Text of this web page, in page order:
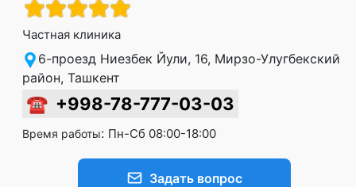
Частная клиника
6-проезд Ниезбек Йули, 16, Мирзо-Улугбекский
район, Ташкент
☎ +998-78-777-03-03
Время работы: Пн-Сб 08:00-18:00
Задать вопрос